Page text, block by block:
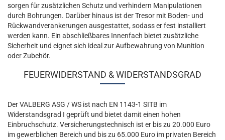
sorgen für zusätzlichen Schutz und verhindern Manipulationen
durch Bohrungen. Darüber hinaus ist der Tresor mit Boden- und
Rückwandverankerungen ausgestattet, sodass er fest installiert
werden kann. Ein abschließbares Innenfach bietet zusätzliche
Sicherheit und eignet sich ideal zur Aufbewahrung von Munition
oder Zubehör.
FEUERWIDERSTAND & WIDERSTANDSGRAD
Der VALBERG ASG / WS ist nach EN 1143-1 SITB im
Widerstandsgrad I geprüft und bietet damit einen hohen
Einbruchschutz. Versicherungstechnisch ist er bis zu 20.000 Euro
im gewerblichen Bereich und bis zu 65.000 Euro im privaten Bereich